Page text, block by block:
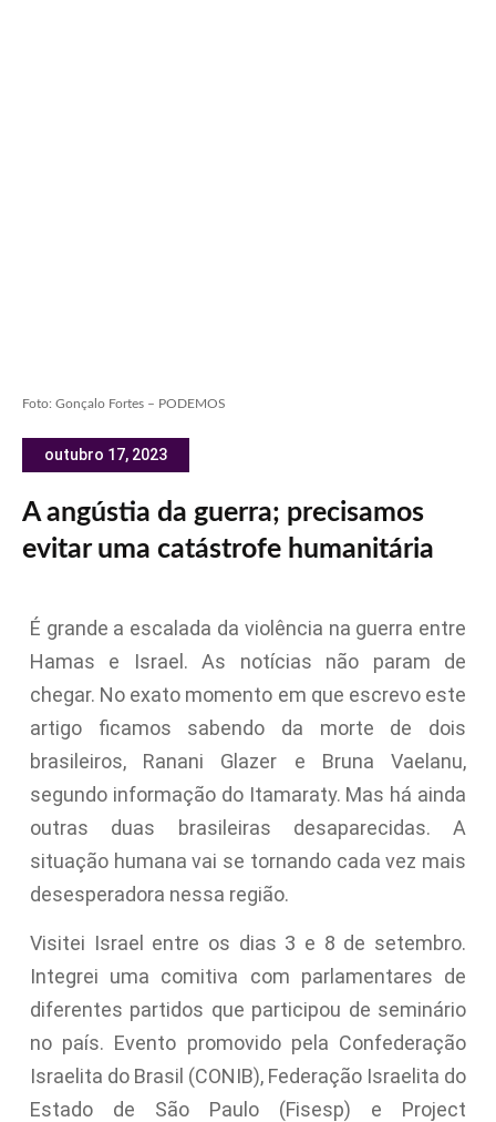
Foto: Gonçalo Fortes – PODEMOS
outubro 17, 2023
A angústia da guerra; precisamos
evitar uma catástrofe humanitária
É grande a escalada da violência na guerra entre
Hamas e Israel. As notícias não param de
chegar. No exato momento em que escrevo este
artigo ficamos sabendo da morte de dois
brasileiros, Ranani Glazer e Bruna Vaelanu,
segundo informação do Itamaraty. Mas há ainda
outras duas brasileiras desaparecidas. A
situação humana vai se tornando cada vez mais
desesperadora nessa região.
Visitei Israel entre os dias 3 e 8 de setembro.
Integrei uma comitiva com parlamentares de
diferentes partidos que participou de seminário
no país. Evento promovido pela Confederação
Israelita do Brasil (CONIB), Federação Israelita do
Estado de São Paulo (Fisesp) e Project